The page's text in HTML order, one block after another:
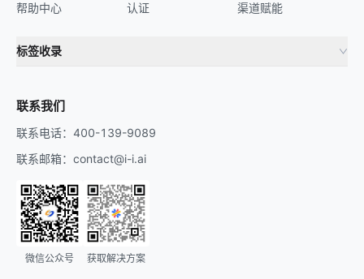
帮助中心
认证
渠道赋能
标签收录
联系我们
联系电话：400-139-9089
联系邮箱：contact@i-i.ai
微信公众号 获取解决方案